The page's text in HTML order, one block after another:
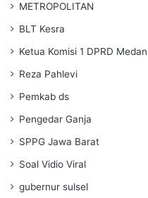
METROPOLITAN
BLT Kesra
Ketua Komisi 1 DPRD Medan
Reza Pahlevi
Pemkab ds
Pengedar Ganja
SPPG Jawa Barat
Soal Vidio Viral
gubernur sulsel